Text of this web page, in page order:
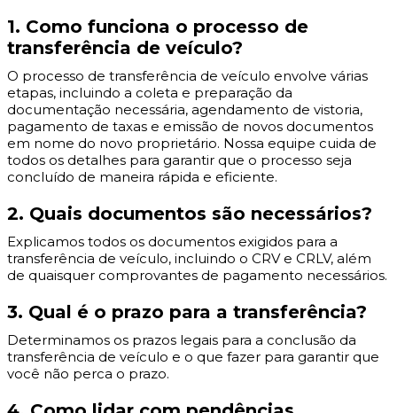
1. Como funciona o processo de
transferência de veículo?
O processo de transferência de veículo envolve várias
etapas, incluindo a coleta e preparação da
documentação necessária, agendamento de vistoria,
pagamento de taxas e emissão de novos documentos
em nome do novo proprietário. Nossa equipe cuida de
todos os detalhes para garantir que o processo seja
concluído de maneira rápida e eficiente.
2. Quais documentos são necessários?
Explicamos todos os documentos exigidos para a
transferência de veículo, incluindo o CRV e CRLV, além
de quaisquer comprovantes de pagamento necessários.
3. Qual é o prazo para a transferência?
Determinamos os prazos legais para a conclusão da
transferência de veículo e o que fazer para garantir que
você não perca o prazo.